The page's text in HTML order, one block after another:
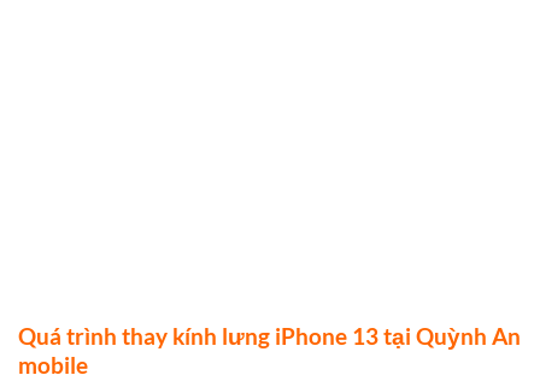
Quá trình thay kính lưng iPhone 13 tại Quỳnh An
mobile